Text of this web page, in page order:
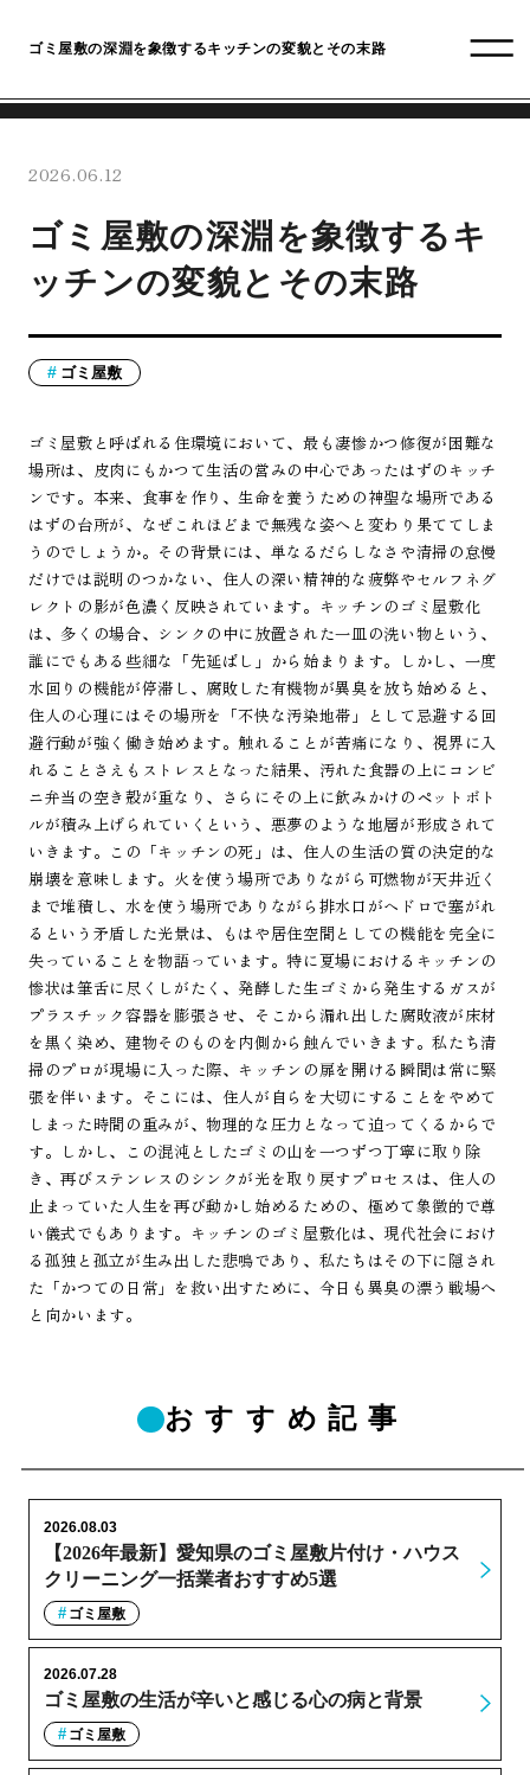
ゴミ屋敷の深淵を象徴するキッチンの変貌とその末路
2026.06.12
ゴミ屋敷の深淵を象徴するキ
ッチンの変貌とその末路
ゴミ屋敷
ゴミ屋敷と呼ばれる住環境において、最も凄惨かつ修復が困難な
場所は、皮肉にもかつて生活の営みの中心であったはずのキッチ
ンです。本来、食事を作り、生命を養うための神聖な場所である
はずの台所が、なぜこれほどまで無残な姿へと変わり果ててしま
うのでしょうか。その背景には、単なるだらしなさや清掃の怠慢
だけでは説明のつかない、住人の深い精神的な疲弊やセルフネグ
レクトの影が色濃く反映されています。キッチンのゴミ屋敷化
は、多くの場合、シンクの中に放置された一皿の洗い物という、
誰にでもある些細な「先延ばし」から始まります。しかし、一度
水回りの機能が停滞し、腐敗した有機物が異臭を放ち始めると、
住人の心理にはその場所を「不快な汚染地帯」として忌避する回
避行動が強く働き始めます。触れることが苦痛になり、視界に入
れることさえもストレスとなった結果、汚れた食器の上にコンビ
ニ弁当の空き殻が重なり、さらにその上に飲みかけのペットボト
ルが積み上げられていくという、悪夢のような地層が形成されて
いきます。この「キッチンの死」は、住人の生活の質の決定的な
崩壊を意味します。火を使う場所でありながら可燃物が天井近く
まで堆積し、水を使う場所でありながら排水口がヘドロで塞がれ
るという矛盾した光景は、もはや居住空間としての機能を完全に
失っていることを物語っています。特に夏場におけるキッチンの
惨状は筆舌に尽くしがたく、発酵した生ゴミから発生するガスが
プラスチック容器を膨張させ、そこから漏れ出した腐敗液が床材
を黒く染め、建物そのものを内側から蝕んでいきます。私たち清
掃のプロが現場に入った際、キッチンの扉を開ける瞬間は常に緊
張を伴います。そこには、住人が自らを大切にすることをやめて
しまった時間の重みが、物理的な圧力となって迫ってくるからで
す。しかし、この混沌としたゴミの山を一つずつ丁寧に取り除
き、再びステンレスのシンクが光を取り戻すプロセスは、住人の
止まっていた人生を再び動かし始めるための、極めて象徴的で尊
い儀式でもあります。キッチンのゴミ屋敷化は、現代社会におけ
る孤独と孤立が生み出した悲鳴であり、私たちはその下に隠され
た「かつての日常」を救い出すために、今日も異臭の漂う戦場へ
と向かいます。
おすすめ記事
【2026年最新】愛知県のゴミ屋敷片付け・ハウス
クリーニング一括業者おすすめ5選
2026.08.03
ゴミ屋敷
ゴミ屋敷の生活が辛いと感じる心の病と背景
2026.07.28
ゴミ屋敷